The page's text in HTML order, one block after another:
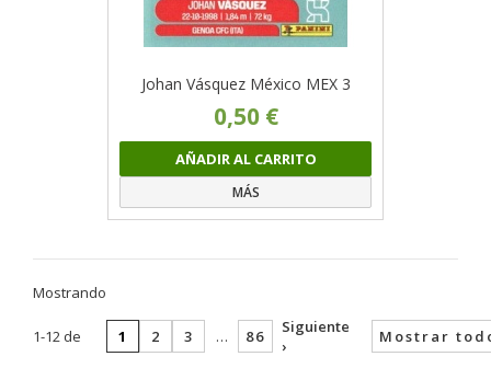
Johan Vásquez México MEX 3
0,50 €
AÑADIR AL CARRITO
MÁS
Mostrando
1-12 de 1 2 3 … 86
Siguiente
›
Mostrar